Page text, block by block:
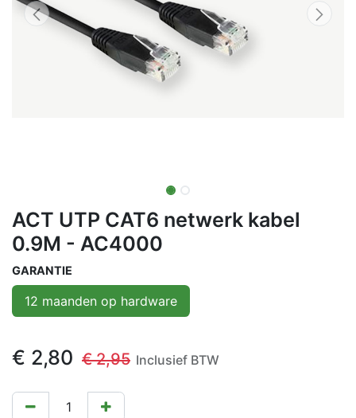
ACT UTP CAT6 netwerk kabel
0.9M - AC4000
GARANTIE
12 maanden op hardware
€ 2,80 €2,95 Inclusief BTW